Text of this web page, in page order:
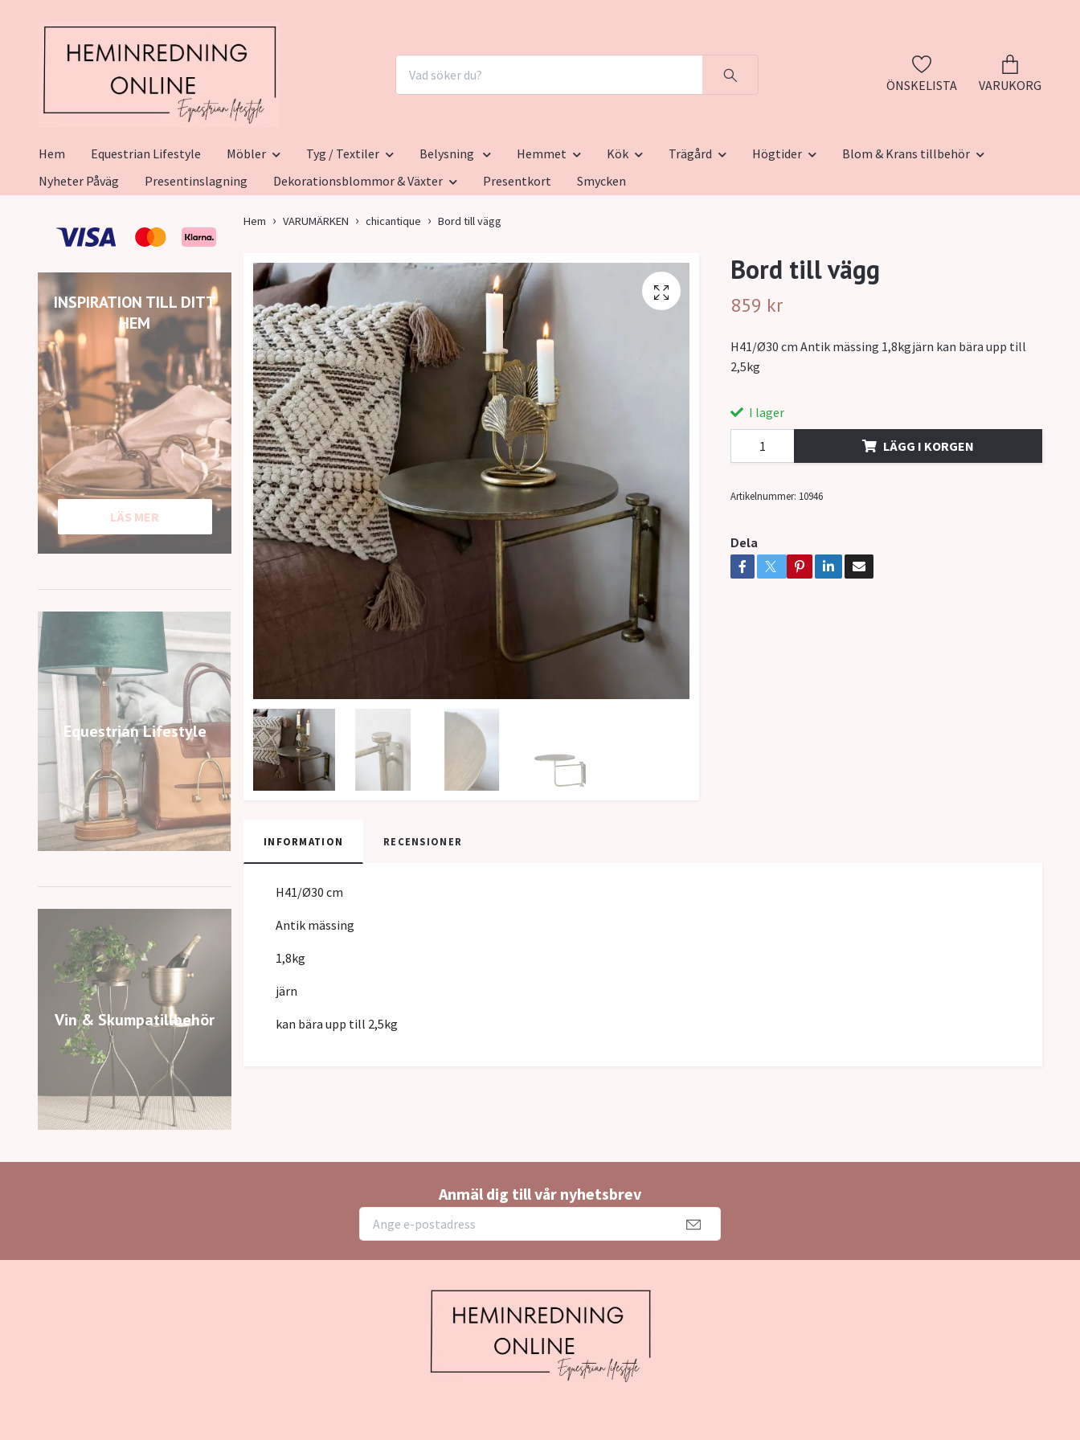
ÖNSKELISTA VARUKORG
Hem Equestrian Lifestyle Möbler Tyg / Textiler Belysning Hemmet Kök Trägård Högtider
Blom & Krans tillbehör
Nyheter Påväg
Presentinslagning Dekorationsblommor & Växter Presentkort Smycken
INSPIRATION TILL DITT
HEM
LÄS MER
Equestrian Lifestyle
Vin & Skumpatillbehör
Hem VARUMÄRKEN chicantique Bord till vägg
Bord till vägg
859 kr
H41/Ø30 cm Antik mässing 1,8kgjärn kan bära upp till
2,5kg
I lager
LÄGG I KORGEN
Artikelnummer: 10946
Dela
INFORMATION RECENSIONER
H41/Ø30 cm
Antik mässing
1,8kg
järn
kan bära upp till 2,5kg
Anmäl dig till vår nyhetsbrev